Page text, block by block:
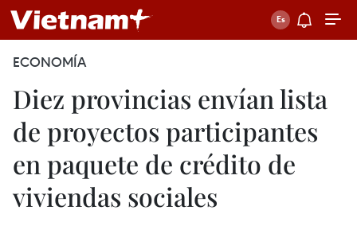
ECONOMÍA
Diez provincias envían lista
de proyectos participantes
en paquete de crédito de
viviendas sociales